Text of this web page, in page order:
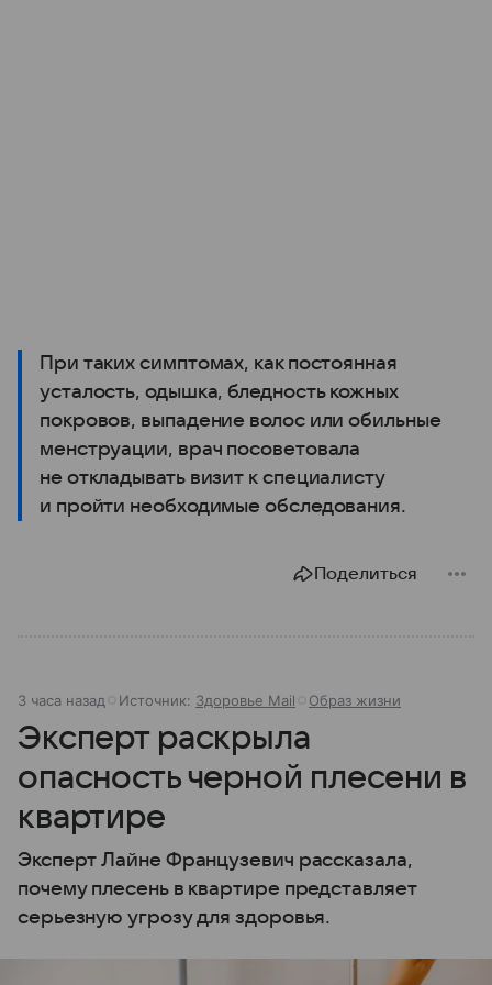
При таких симптомах, как постоянная
усталость, одышка, бледность кожных
покровов, выпадение волос или обильные
менструации, врач посоветовала
не откладывать визит к специалисту
и пройти необходимые обследования.
Поделиться
3 часа назад Источник: Здоровье Mail Образ жизни
Эксперт раскрыла
опасность черной плесени в
квартире
Эксперт Лайне Французевич рассказала,
почему плесень в квартире представляет
серьезную угрозу для здоровья.